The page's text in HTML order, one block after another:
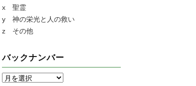
x 聖霊
y 神の栄光と人の救い
z その他
バックナンバー